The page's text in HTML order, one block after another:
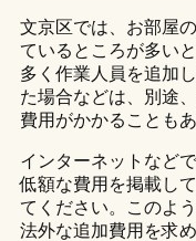
文京区では、お部屋
ているところが多い
多く作業人員を追加
た場合などは、別途
費用がかかることもあ
インターネットなど
低額な費用を掲載し
てください。このよ
法外な追加費用を求